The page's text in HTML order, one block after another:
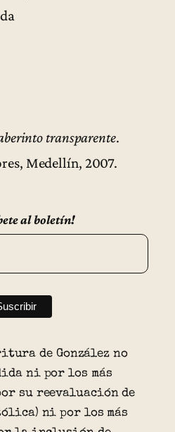
transparente.
Medellín, 2007.
al boletín!
de González no
ni por los más
su reevaluación de
ni por los más